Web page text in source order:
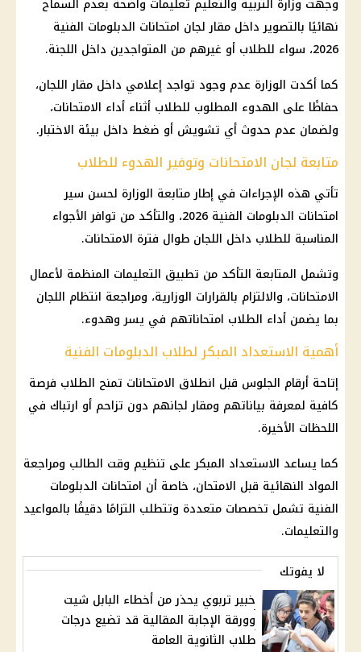
نهائيًا بالتصوير داخل مقار لجان امتحانات الدبلومات الفنية
2026، سواء للطلاب أو غيرهم من المتواجدين داخل اللجنة.
كما أكدت الوزارة عدم وجود تواجد إعلامي داخل مقار اللجان،
حفاظًا على الهدوء المطلوب للطلاب أثناء أداء الامتحانات،
ولضمان عدم حدوث أي تشويش أو ضغط داخل بيئة الاختبار.
متابعة لجان الامتحانات وتوفير الهدوء للطلاب
تأتي هذه الإجراءات في إطار متابعة الوزارة لحسن سير
امتحانات الدبلومات الفنية 2026، والتأكد من توافر الأجواء
المناسبة للطلاب داخل اللجان طوال فترة الامتحانات.
وتشمل المتابعة التأكد من تطبيق التعليمات المنظمة لأعمال
الامتحانات، والالتزام بالقرارات الوزارية، ومراجعة انتظام اللجان
بما يضمن أداء الطلاب امتحاناتهم في يسر وهدوء.
أهمية الاستعداد المبكر لطلاب الدبلومات الفنية
إتاحة أرقام الجلوس قبل انطلاق الامتحانات تمنح الطلاب فرصة
كافية لمعرفة بياناتهم ومقار لجانهم دون تزاحم أو ارتباك في
اللحظات الأخيرة.
كما يساعد الاستعداد المبكر على تنظيم وقت الطالب ومراجعة
المواد النهائية قبل الامتحان، خاصة أن امتحانات الدبلومات
الفنية تشمل تخصصات متعددة وتتطلب التزامًا دقيقًا بالمواعيد
والتعليمات.
لا يفوتك
خبير تربوي يحذر من أخطاء البابل شيت
وورقة الإجابة المقالية قد تضيع درجات
طلاب الثانوية العامة